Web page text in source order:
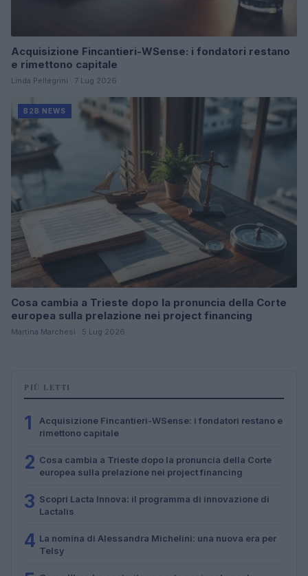
Acquisizione Fincantieri-WSense: i fondatori restano
e rimettono capitale
Linda Pellegrini · 7 Lug 2026
B2B NEWS
Cosa cambia a Trieste dopo la pronuncia della Corte
europea sulla prelazione nei project financing
Martina Marchesi · 5 Lug 2026
PIÙ LETTI
1
Acquisizione Fincantieri-WSense: i fondatori restano e
rimettono capitale
2 Cosa cambia a Trieste dopo la pronuncia della Corte
europea sulla prelazione nei project financing
3 Scopri Lacta Innova: il programma di innovazione di
Lactalis
4 La nomina di Alessandra Michelini: una nuova era per
Telsy